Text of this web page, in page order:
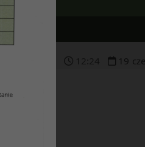
12 24 19